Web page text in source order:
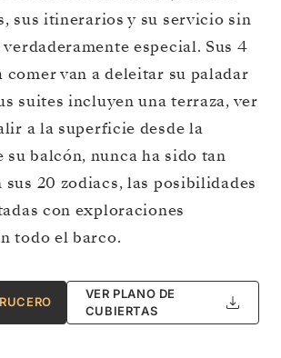
sus itinerarios y su servicio sin
especial. Sus 4
comer van a deleitar su paladar
suites incluyen una terraza, ver
a la superficie desde la
su balcón, nunca ha sido tan
sus 20 zodiacs, las posibilidades
con exploraciones
todo el barco.
VER PLANO DE
CUBIERTAS